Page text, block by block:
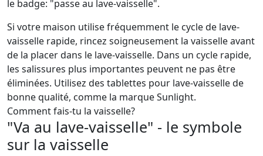
le badge: "passe au lave-vaisselle".
Si votre maison utilise fréquemment le cycle de lave-
vaisselle rapide, rincez soigneusement la vaisselle avant
de la placer dans le lave-vaisselle. Dans un cycle rapide,
les salissures plus importantes peuvent ne pas être
éliminées. Utilisez des tablettes pour lave-vaisselle de
bonne qualité, comme la marqueSunlight.
Comment fais-tu la vaisselle?
"Va au lave-vaisselle" - le symbole
sur la vaisselle